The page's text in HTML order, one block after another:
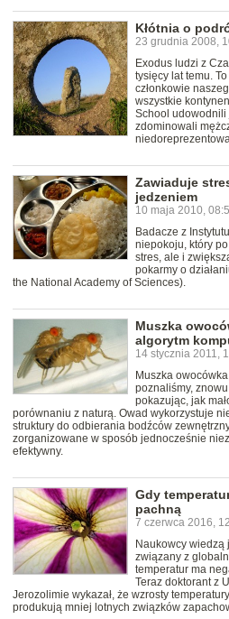
Kłótnia o
23 grudnia 2008,
Exodus ludzi z
tysięcy lat temu.
członkowie
wszystkie
School udowodnili
zdominowali
Zawiaduje
jedzeniem
10 maja 2010,
Badacze z
niepokoju, który
stres, ale i
pokarmy o
the National Academy of Sciences).
Muszka
algorytm
14 stycznia 2011,
Muszka
poznaliśmy,
pokazując, jak
porównaniu z naturą. Owad wykorzystuje
struktury do odbierania bodźców
zorganizowane w sposób jednocześnie
efektywny.
Gdy
pachną
7 czerwca 2016,
Naukowcy wiedzą
związany z
temperatur ma
Teraz doktorant z
Jerozolimie wykazał, że wzrosty
produkują mniej lotnych związków